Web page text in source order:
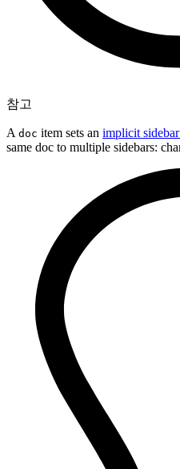
참고
A doc item sets an implicit
same doc to multiple sidebars: